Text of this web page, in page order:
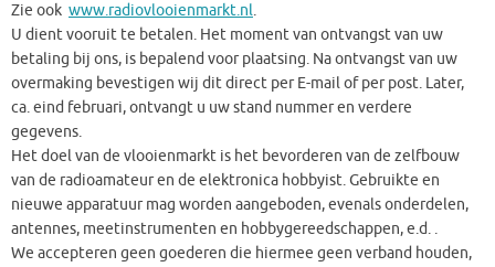
Zie ook www.radiovlooienmarkt.nl.
U dient vooruit te betalen. Het moment van ontvangst van uw
betaling bij ons, is bepalend voor plaatsing. Na ontvangst van uw
overmaking bevestigen wij dit direct per E-mail of per post. Later,
ca. eind februari, ontvangt u uw stand nummer en verdere
gegevens.
Het doel van de vlooienmarkt is het bevorderen van de zelfbouw
van de radioamateur en de elektronica hobbyist. Gebruikte en
nieuwe apparatuur mag worden aangeboden, evenals onderdelen,
antennes, meetinstrumenten en hobbygereedschappen, e.d. .
We accepteren geen goederen die hiermee geen verband houden,